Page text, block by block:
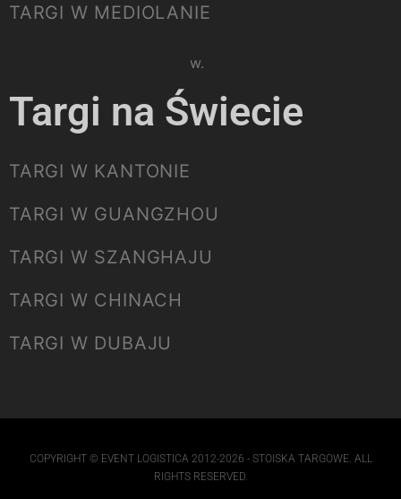
TARGI W MEDIOLANIE
Please select listing to show.
Targi na Świecie
TARGI W KANTONIE
TARGI W GUANGZHOU
TARGI W SZANGHAJU
TARGI W CHINACH
TARGI W DUBAJU
COPYRIGHT © EVENT LOGISTICA 2012-2026 - STOISKA TARGOWE. ALL
RIGHTS RESERVED.